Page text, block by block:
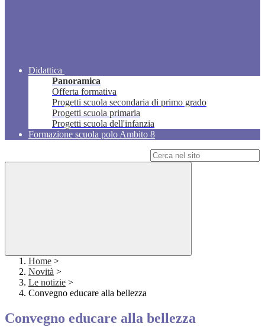
Didattica
Panoramica
Offerta formativa
Progetti scuola secondaria di primo grado
Progetti scuola primaria
Progetti scuola dell'infanzia
Formazione scuola polo Ambito 8
Home >
Novità >
Le notizie >
Convegno educare alla bellezza
Convegno educare alla bellezza